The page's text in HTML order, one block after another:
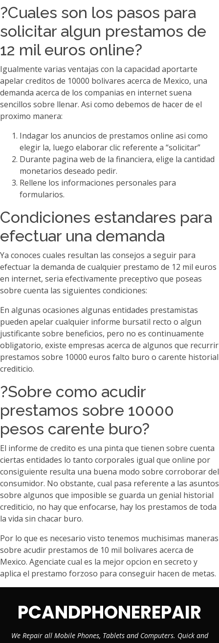
?Cuales son los pasos para
solicitar algun prestamos de
12 mil euros online?
Igualmente varias ventajas con la capacidad aportarte
apelar creditos de 10000 bolivares acerca de Mexico, una
demanda acerca de los companias en internet suena
sencillos sobre llenar. Asi­ como debemos de hacer de el
proximo manera:
Indagar los anuncios de prestamos online asi­ como
elegir la, luego elaborar clic referente a “solicitar”
Durante pagina web de la financiera, elige la cantidad
monetarios deseado pedir.
Rellene los informaciones personales para
formularios.
Condiciones estandares para
efectuar una demanda
Ya conoces cuales resultan las consejos a seguir para
efectuar la demanda de cualquier prestamo de 12 mil euros
en internet, seri­a efectivamente preceptivo que poseas
sobre cuenta las siguientes condiciones:
En algunas ocasiones algunas entidades prestamistas
pueden apelar cualquier informe bursatil recto o algun
justificante sobre beneficios, pero no es continuamente
obligatorio, existe empresas acerca de algunos que recurrir
prestamos sobre 10000 euros falto buro o carente historial
crediticio.
?Sobre como acudir
prestamos sobre 10000
pesos carente buro?
El informe de credito es una pinta que tienen sobre cuenta
ciertas entidades lo tanto corporales igual que online por
consiguiente resulta una buena modo sobre corroborar del
consumidor. No obstante, cual pasa referente a las asuntos
sobre algunos que imposible se guarda un genial historial
crediticio, no hay que enfocarse, hay los prestamos de toda
la vida sin chacar buro.
Por lo que es necesario visto tenemos muchisimas maneras
sobre acudir prestamos de 10 mil bolivares acerca de
Mexico. Agenciate cual es la mejor opcion en secreto y
aplica el prestamo forzoso para conseguir hacen de metas.
PCANDPHONEREPAIR
We Repair all Mobile Phones, Tablets and Computers. Quick and